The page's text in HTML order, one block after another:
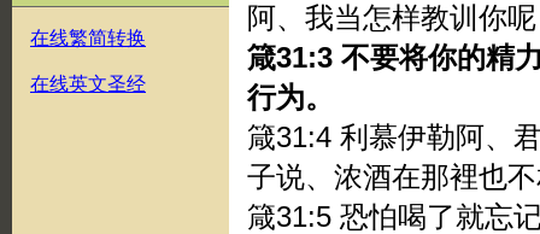
在线繁简转换
在线英文圣经
阿、我当怎样教训你
箴31:3 不要将你的精
行为。
箴31:4 利慕伊勒阿、
子说、浓酒在那裡也
箴31:5 恐怕喝了就忘